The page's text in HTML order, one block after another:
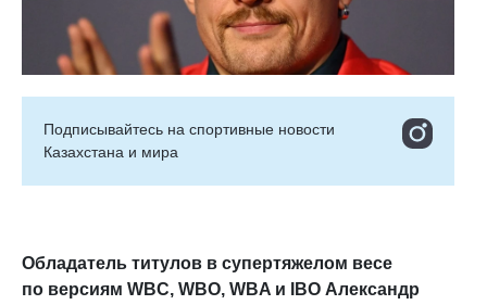
Подписывайтесь на cпортивные новости
Казахстана и мира
Обладатель титулов в супертяжелом весе
по версиям WBC, WBO, WBA и IBO Александр